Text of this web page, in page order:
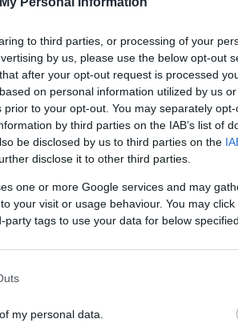
to third parties, or processing of your
by us, please use the below opt-out
after your opt-out request is processed
on personal information utilized by us
to your opt-out. You may separately
by third parties on the IAB’s list of
be disclosed by us to third parties on the
disclose it to other third parties.
one or more Google services and may
your visit or usage behaviour. You may
tags to use your data for below
my personal data.